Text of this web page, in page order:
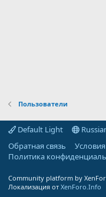
Пользователи
Default Light
Обратная связь
Политика
Community platform by
Локализация от XenForo.Info